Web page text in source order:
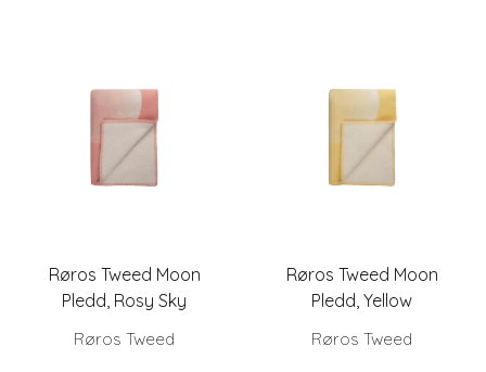
Røros Tweed Moon
Pledd, Rosy Sky
Røros Tweed
Røros Tweed Moon
Pledd, Yellow
Røros Tweed